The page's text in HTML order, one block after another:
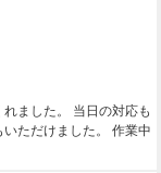
ました。 当日の対応も
ただけました。 作業中